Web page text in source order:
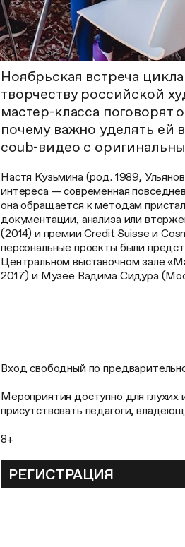
Ноябрьская встреча
творчеству российской
мастер-класса поговорят
почему важно уделять ей
coub-видео с
Настя Кузьмина (род. 1989,
интереса — современная
она обращается к методам
документации, анализа или
(2014) и премии Credit Suisse и
персональные проекты были
Центральном выставочном зале
2017) и Музее Вадима Сидура
Вход свободный по
Мероприятия доступно для
присутствовать педагоги,
8+
РЕГИСТРАЦИЯ